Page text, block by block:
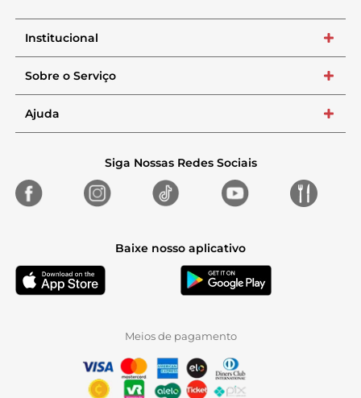
Institucional +
Sobre o Serviço +
Ajuda +
Siga Nossas Redes Sociais
Baixe nosso aplicativo
Meios de pagamento